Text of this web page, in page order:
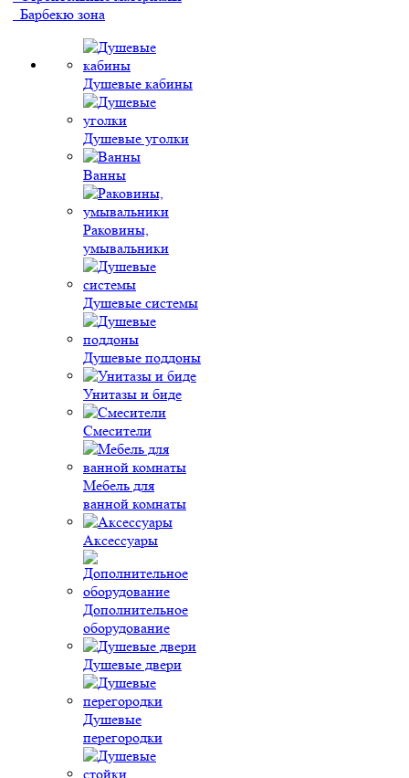
Барбекю зона
Душевые кабины
Душевые уголки
Ванны
Раковины,
умывальники
Душевые системы
Душевые поддоны
Унитазы и биде
Смесители
Мебель для
ванной комнаты
Аксессуары
Дополнительное
оборудование
Душевые двери
Душевые
перегородки